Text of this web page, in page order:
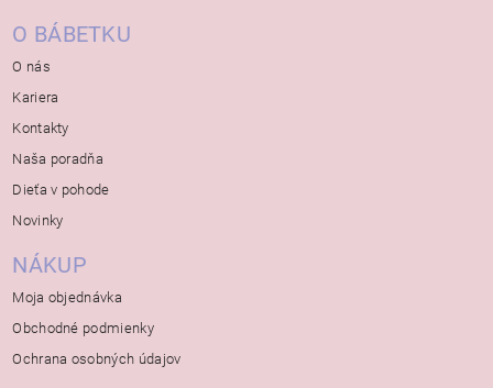
O BÁBETKU
O nás
Kariera
Kontakty
Naša poradňa
Dieťa v pohode
Novinky
NÁKUP
Moja objednávka
Obchodné podmienky
Ochrana osobných údajov